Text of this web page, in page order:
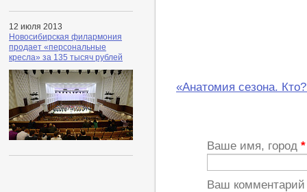
12 июля 2013
Новосибирская филармония
продает «персональные
кресла» за 135 тысяч рублей
«Анатомия сезона.
Ваше имя, город *
Ваш